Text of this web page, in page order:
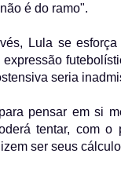
é do ramo".
Lula se
expressão
seria
pensar em si
tentar, com
ser seus